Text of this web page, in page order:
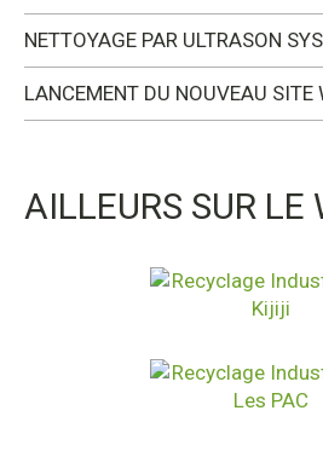
NETTOYAGE PAR ULTRASON
LANCEMENT DU NOUVEAU SITE
AILLEURS SUR LE